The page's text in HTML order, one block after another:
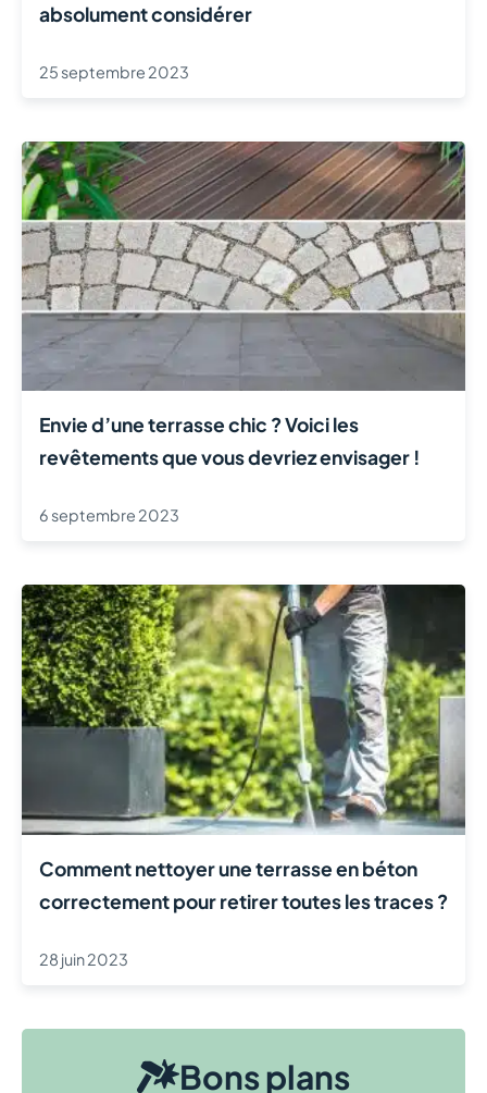
absolument considérer
25 septembre 2023
Envie d’une terrasse chic ? Voici les
revêtements que vous devriez envisager !
6 septembre 2023
Comment nettoyer une terrasse en béton
correctement pour retirer toutes les traces ?
28 juin 2023
Bons plans